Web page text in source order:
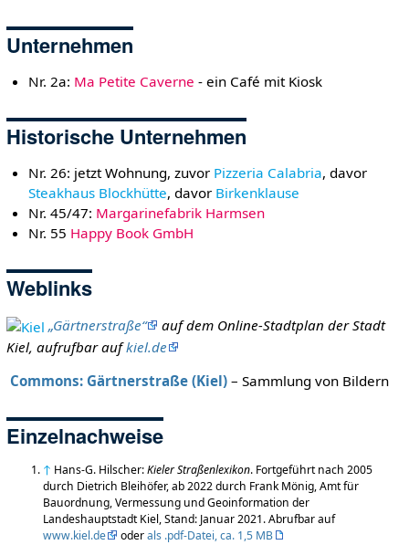
Unternehmen
Nr. 2a: Ma Petite Caverne - ein Café mit Kiosk
Historische Unternehmen
Nr. 26: jetzt Wohnung, zuvor Pizzeria Calabria, davor
Steakhaus Blockhütte, davor Birkenklause
Nr. 45/47: Margarinefabrik Harmsen
Nr. 55 Happy Book GmbH
Weblinks
„Gärtnerstraße“
auf dem Online-Stadtplan der Stadt
Kiel, aufrufbar aufkiel.de
Commons: Gärtnerstraße (Kiel)– Sammlung von Bildern
Einzelnachweise
↑ Hans-G. Hilscher:Kieler Straßenlexikon. Fortgeführt nach 2005
durch Dietrich Bleihöfer, ab 2022 durch Frank Mönig, Amt für
Bauordnung, Vermessung und Geoinformation der
Landeshauptstadt Kiel, Stand: Januar 2021. Abrufbar auf
www.kiel.de
oderals .pdf-Datei, ca. 1,5 MB